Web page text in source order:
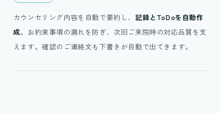
カウンセリング内容を自動で要約し、 記録とToDoを自動作
成。お約束事項の漏れを防ぎ、次回ご来院時の対応品質を支
えます。確認のご連絡文も下書きが自動で出てきます。